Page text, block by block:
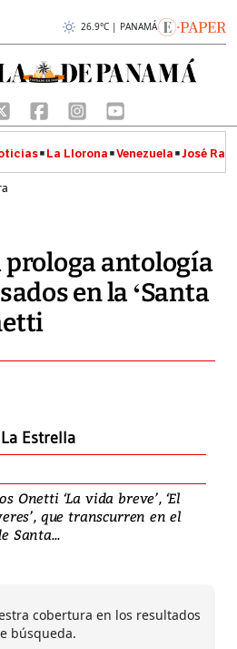
26.9°C | PANAMÁ
La Llorona Venezuela José
prologa antología
en la ‘Santa
Estrella
Onetti ‘La vida breve’, ‘El
que transcurren en el
Santa...
cobertura en los resultados
búsqueda.